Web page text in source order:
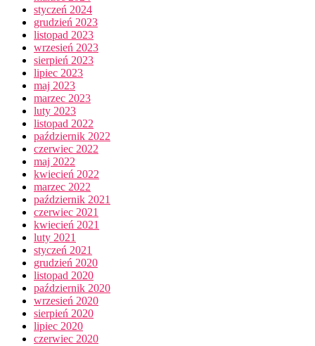
styczeń 2024
grudzień 2023
listopad 2023
wrzesień 2023
sierpień 2023
lipiec 2023
maj 2023
marzec 2023
luty 2023
listopad 2022
październik 2022
czerwiec 2022
maj 2022
kwiecień 2022
marzec 2022
październik 2021
czerwiec 2021
kwiecień 2021
luty 2021
styczeń 2021
grudzień 2020
listopad 2020
październik 2020
wrzesień 2020
sierpień 2020
lipiec 2020
czerwiec 2020